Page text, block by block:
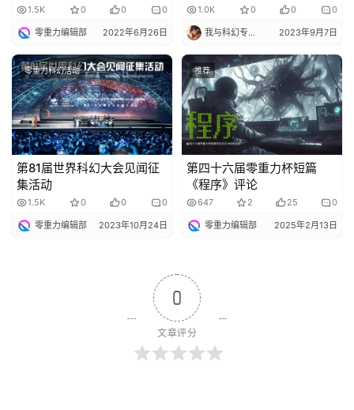
1.5K 0 0 0
零重力编辑部 2022年6月26日
1.0K 0 0 0
我与科幻专栏小编 2023年9月7日
零重力科幻活动
第81届世界科幻大会见闻征
集活动
1.5K 0 0 0
零重力编辑部 2023年10月24日
推荐
第四十六届零重力杯短篇
《程序》评论
647 2 25 0
零重力编辑部 2025年2月13日
0
文章评分